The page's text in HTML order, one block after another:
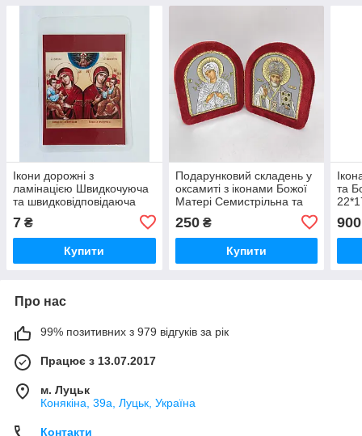
Ікони дорожні з
ламінацією Швидкочуюча
та швидковідповідаюча
ікона Божої Матері 8х6 см,
укр. мова
7 ₴
Купити
Подарунковий складень у
оксамиті з іконами Божої
Матері Семистрільна та
250₴
Купити
та
900
Про нас
99% позитивних з 979 відгуків за рік
Працює з 13.07.2017
м. Луцьк
Конякіна, 39а, Луцьк, Україна
Контакти